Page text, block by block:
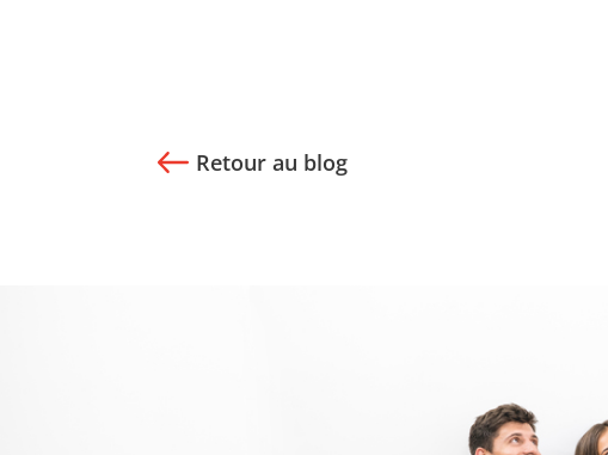
Retour au blog